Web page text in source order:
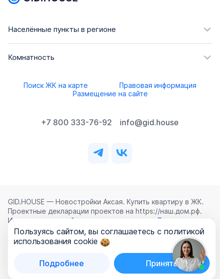
Населённые пункты в регионе
Комнатность
Поиск ЖК на карте
Правовая информация
Размещение на сайте
+7 800 333-76-92 info@gid.house
GID.HOUSE — Новостройки Аксая. Купить квартиру в ЖК.
Проектные декларации проектов на https://наш.дом.рф.
Использование сайта означает согласие с
Лицензионным
соглашением ,Политикой конфиденциальностии
Политикой обработки персональных данных
ООО «ГИД.ХАУЗ»
Пользуясь сайтом, вы соглашаетесь с политикой
использования cookie
Подробнее Принять